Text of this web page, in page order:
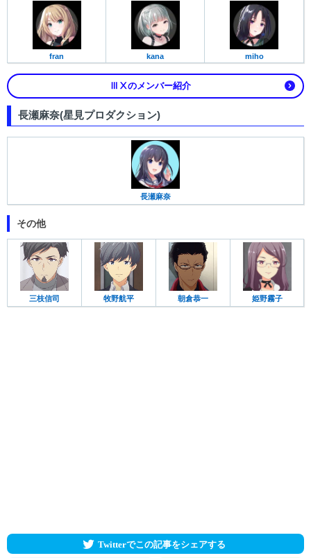
fran kana miho
ⅢⅩのメンバー紹介
長瀬麻奈(星見プロダクション)
長瀬麻奈
その他
三枝信司 牧野航平 朝倉恭一 姫野霧子
Twitterでこの記事をシェアする